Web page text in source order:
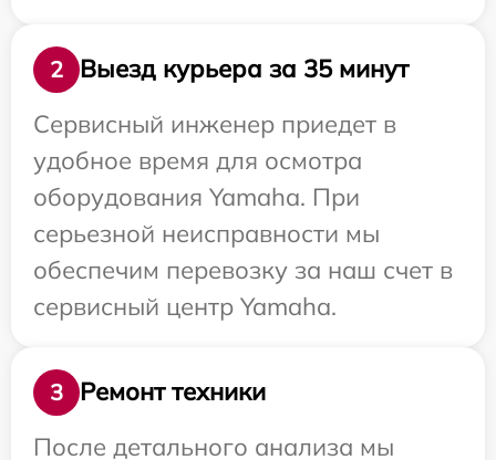
2
Выезд курьера за 35 минут
Сервисный инженер приедет в
удобное время для осмотра
оборудования Yamaha. При
серьезной неисправности мы
обеспечим перевозку за наш счет в
сервисный центр Yamaha.
3
Ремонт техники
После детального анализа мы